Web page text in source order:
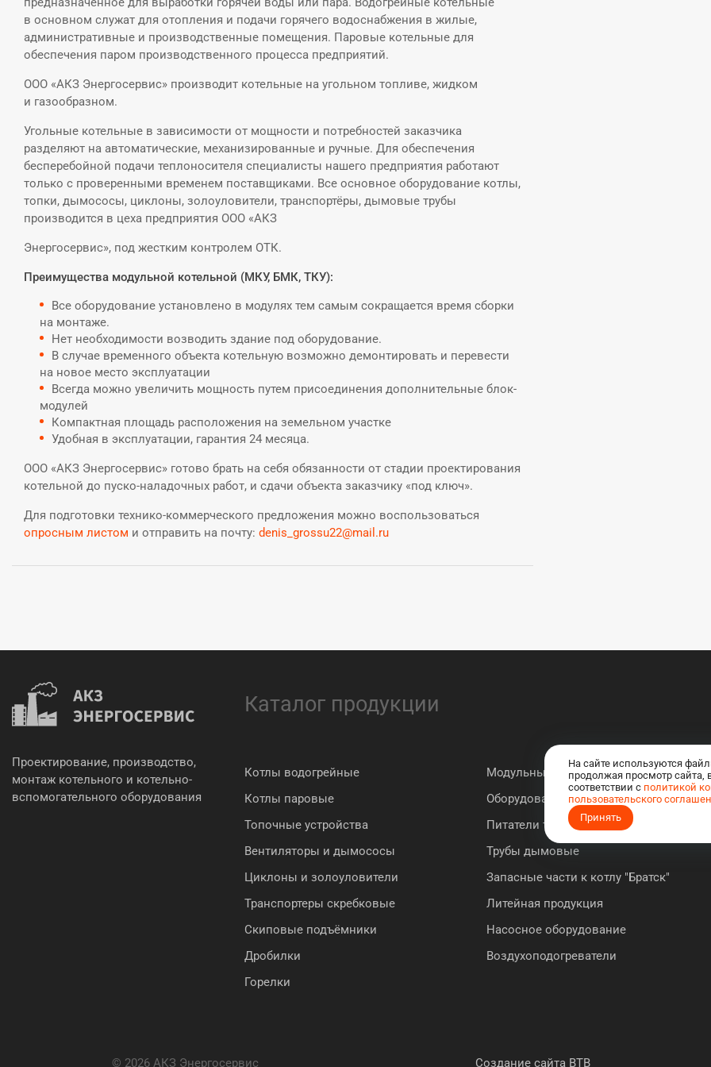
в основном служат для отопления и подачи горячего водоснабжения в жилые,
административные и производственные помещения. Паровые котельные для
обеспечения паром производственного процесса предприятий.
ООО «АКЗ Энергосервис» производит котельные на угольном топливе, жидком
и газообразном.
Угольные котельные в зависимости от мощности и потребностей заказчика
разделяют на автоматические, механизированные и ручные. Для обеспечения
бесперебойной подачи теплоносителя специалисты нашего предприятия работают
только с проверенными временем поставщиками. Все основное оборудование котлы,
топки, дымососы, циклоны, золоуловители, транспортёры, дымовые трубы
производится в цеха предприятия ООО «АКЗ
Энергосервис», под жестким контролем ОТК.
Преимущества модульной котельной (МКУ, БМК, ТКУ):
Все оборудование установлено в модулях тем самым сокращается время сборки
на монтаже.
Нет необходимости возводить здание под оборудование.
В случае временного объекта котельную возможно демонтировать и перевести
на новое место эксплуатации
Всегда можно увеличить мощность путем присоединения дополнительные блок-
модулей
Компактная площадь расположения на земельном участке
Удобная в эксплуатации, гарантия 24 месяца.
ООО «АКЗ Энергосервис» готово брать на себя обязанности от стадии проектирования
котельной до пуско-наладочных работ, и сдачи объекта заказчику «под ключ».
Для подготовки технико-коммерческого предложения можно воспользоваться
опросным листом и отправить на почту: denis_grossu22@mail.ru
Проектирование, производство,
монтаж котельного и котельно-
вспомогательного оборудования
Каталог продукции
Котлы водогрейные
Котлы паровые
Топочные устройства
Вентиляторы и дымососы
Циклоны и золоуловители
Транспортеры скребковые
Скиповые подъёмники
Дробилки
Горелки
Модульные котельные
Оборудование для водоподготовки
Питатели топлива
Трубы дымовые
Запасные части к котлу "Братск"
Литейная продукция
Насосное оборудование
Воздухоподогреватели
© 2026 АКЗ Энергосервис Создание сайта BTB
На сайте используются
продолжая просмотр сайта,
соответствии с политикой
пользовательского
Принять